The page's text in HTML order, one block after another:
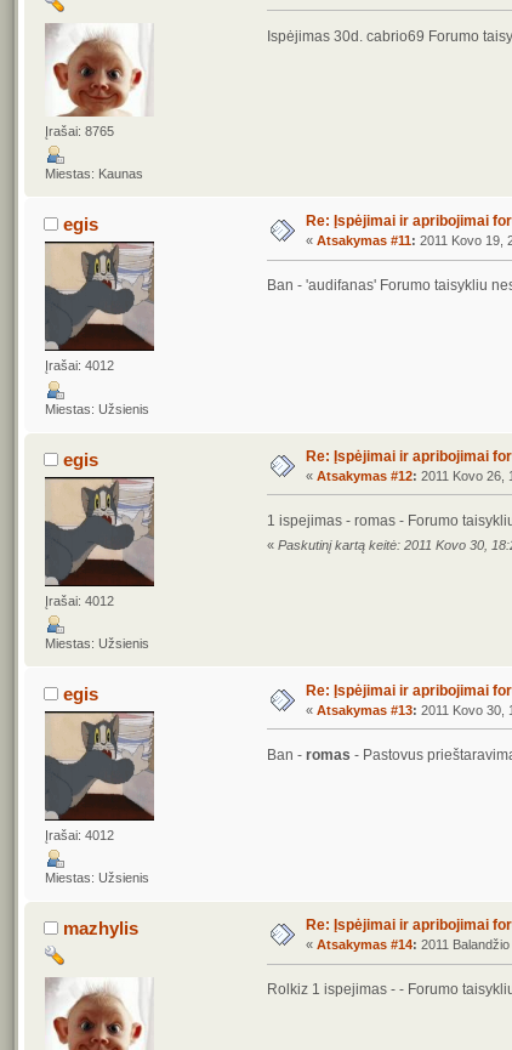
Įrašai: 8765
Miestas: Kaunas
Ispėjimas 30d. cabrio69 Forumo
egis
Įrašai: 4012
Miestas: Užsienis
Re: Įspėjimai ir apribojimai
« Atsakymas #11: 2011 Kovo 19,
Ban - 'audifanas' Forumo taisykliu
egis
Įrašai: 4012
Miestas: Užsienis
Re: Įspėjimai ir apribojimai
« Atsakymas #12: 2011 Kovo 26,
1 ispejimas - romas - Forumo
« Paskutinį kartą keitė: 2011 Kovo 30,
egis
Įrašai: 4012
Miestas: Užsienis
Re: Įspėjimai ir apribojimai
« Atsakymas #13: 2011 Kovo 30,
Ban - romas - Pastovus
mazhylis Re: Įspėjimai ir apribojimai
« Atsakymas #14: 2011
Rolkiz 1 ispejimas - - Forumo